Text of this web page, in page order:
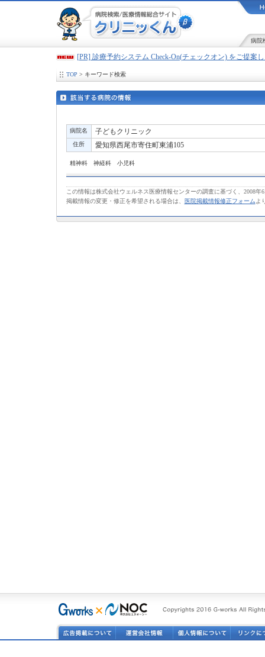
病院
[PR] 診療予約システム Check-On(チェックオン) をご提案
TOP > キーワード検索
病院名 子どもクリニック
住所 愛知県西尾市寄住町東浦105
精神科 神経科 小児科
この情報は株式会社ウェルネス医療情報センターの調査に基づく、2008年
掲載情報の変更・修正を希望される場合は、
医院掲載情報修正フォーム よ